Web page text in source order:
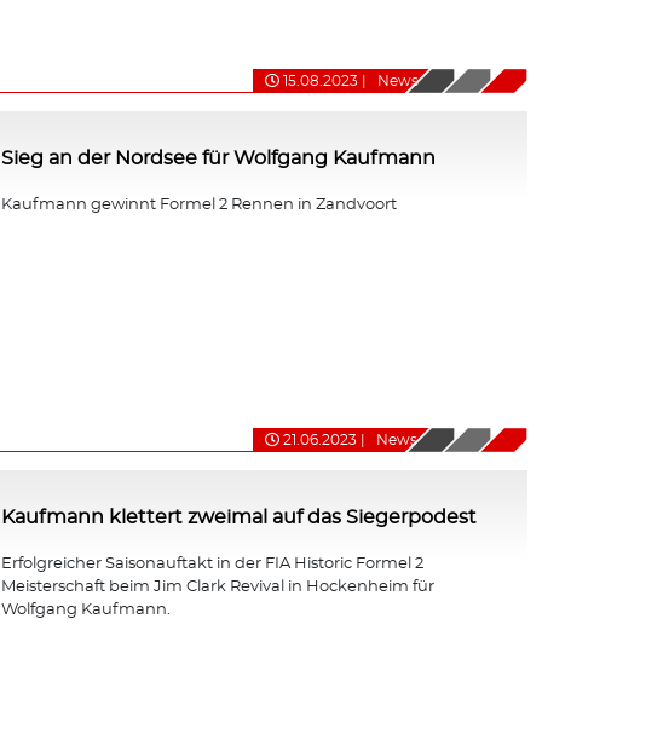
15.08.2023 News
Sieg an der Nordsee für Wolfgang Kaufmann
Kaufmann gewinnt Formel 2 Rennen in Zandvoort
21.06.2023 News
Kaufmann klettert zweimal auf das Siegerpodest
Erfolgreicher Saisonauftakt in der FIA Historic Formel 2
Meisterschaft beim Jim Clark Revival in Hockenheim für
Wolfgang Kaufmann.